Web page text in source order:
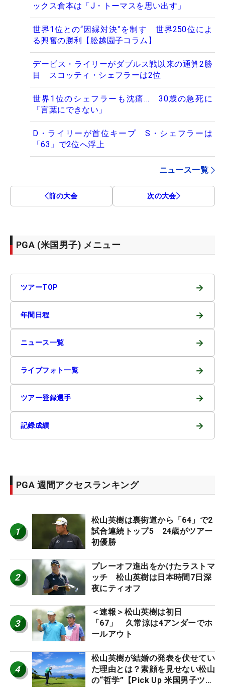
ックス倉本は「J・トーマスを思い出す」
世界1位との“因縁対決”を制す 世界250位によ
る興奮の勝利【舩越園子コラム】
デービス・ライリーがダブルス戦以来の通算2勝
目 スコッティ・シェフラーは2位
世界1位のシェフラーも沈痛… 30歳の急死に
「言葉にできない」
D・ライリーが首位キープ S・シェフラーは
「63」で2位へ浮上
ニュース一覧
前の大会 次の大会
PGA (米国男子) メニュー
ツアーTOP →
年間日程 →
ニュース一覧 →
ライブフォト一覧 →
ツアー登録選手 →
記録成績 →
PGA 週間アクセスランキング
1
松山英樹は裏街道から「64」で2
試合連続トップ5 24歳がツアー
初優勝
2
プレーオフ進出をかけたラストマ
ッチ 松山英樹は日本時間7日深
夜にティオフ
3
＜速報＞松山英樹は初日
「67」 久常涼は4アンダーでホ
ールアウト
4
松山英樹が結婚の発表を伏せてい
た理由とは？素顔を見せない松山
の“哲学”【Pick Up 米国男子ツア